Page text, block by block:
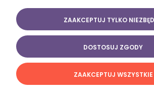
Beżowy dres męski bawełniany
ZAAKCEPTUJ TYLKO
DOSTOSUJ ZGODY
ZAAKCEPTUJ WSZYSTKIE